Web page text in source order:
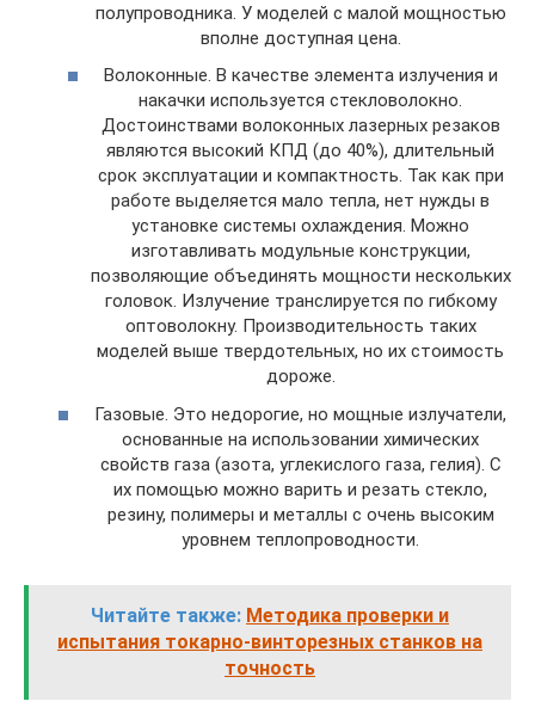
полупроводника. У моделей с малой мощностью
вполне доступная цена.
Волоконные. В качестве элемента излучения и
накачки используется стекловолокно.
Достоинствами волоконных лазерных резаков
являются высокий КПД (до 40%), длительный
срок эксплуатации и компактность. Так как при
работе выделяется мало тепла, нет нужды в
установке системы охлаждения. Можно
изготавливать модульные конструкции,
позволяющие объединять мощности нескольких
головок. Излучение транслируется по гибкому
оптоволокну. Производительность таких
моделей выше твердотельных, но их стоимость
дороже.
Газовые. Это недорогие, но мощные излучатели,
основанные на использовании химических
свойств газа (азота, углекислого газа, гелия). С
их помощью можно варить и резать стекло,
резину, полимеры и металлы с очень высоким
уровнем теплопроводности.
Читайте также: Методика проверки и
испытания токарно-винторезных станков на
точность